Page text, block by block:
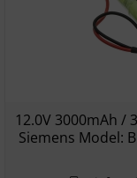
12.0V 3000mAh /
Siemens Model: